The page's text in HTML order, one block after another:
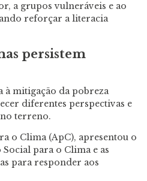
a grupos vulneráveis e ao
reforçar a literacia
persistem
à mitigação da pobreza
diferentes perspectivas e
terreno.
o Clima (ApC), apresentou o
para o Clima e as
para responder aos